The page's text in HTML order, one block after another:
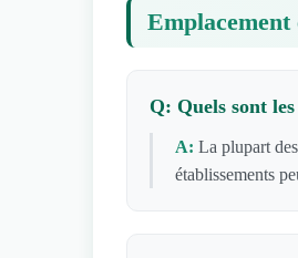
Q: Quels sont
A: La plupart
établissements